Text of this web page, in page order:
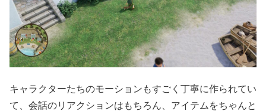
キャラクターたちのモーションもすごく丁寧に作られてい
て、会話のリアクションはもちろん、アイテムをちゃんと